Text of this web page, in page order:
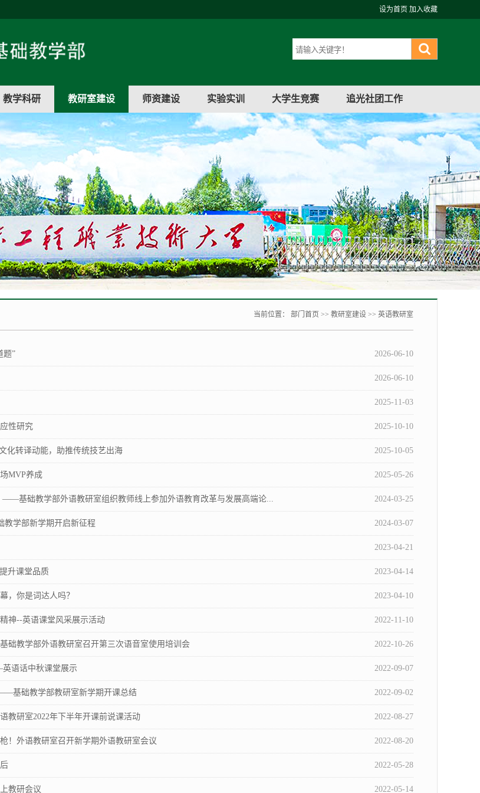
设为首页 加入收藏
教学科研 教研室建设 师资建设 实验实训 大学生竞赛 追光社团工作
当前位置： 部门首页 >> 教研室建设 >> 英语教研室
2026-06-10
题”
2026-06-10
2025-11-03
2025-10-10
性研究
2025-10-05
化转译动能，助推传统技艺出海
2025-05-26
MVP养成
2024-03-25
——基础教学部外语教研室组织教师线上参加外语教育改革与发展高端论...
2024-03-07
学部新学期开启新征程
2023-04-21
2023-04-14
升课堂品质
2023-04-10
，你是词达人吗？
2022-11-10
神--英语课堂风采展示活动
2022-10-26
础教学部外语教研室召开第三次语音室使用培训会
2022-09-07
语话中秋课堂展示
2022-09-02
基础教学部教研室新学期开课总结
2022-08-27
教研室2022年下半年开课前说课活动
2022-08-20
！外语教研室召开新学期外语教研室会议
2022-05-28
2022-05-14
教研会议